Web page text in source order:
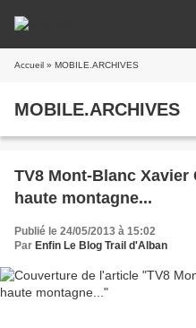
Accueil » MOBILE.ARCHIVES
MOBILE.ARCHIVES
TV8 Mont-Blanc Xavier
haute montagne...
Publié le 24/05/2013 à 15:02
Par Enfin Le Blog Trail d'Alban